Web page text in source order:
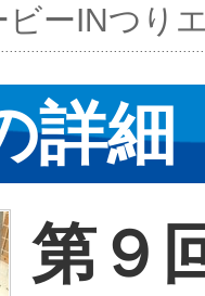
ーINつり
詳細
第９